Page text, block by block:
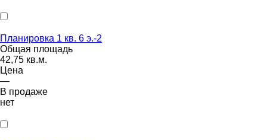
Планировка 1 кв. 6 э.-2
Общая площадь
42,75 кв.м.
Цена
—
В продаже
нет